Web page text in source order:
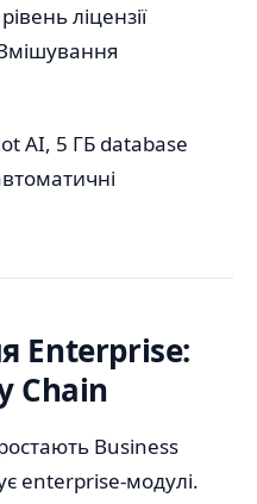
ліцензії
AI, 5 ГБ database
Enterprise:
Chain
Business
enterprise-модулі.